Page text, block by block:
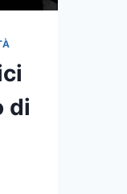
di